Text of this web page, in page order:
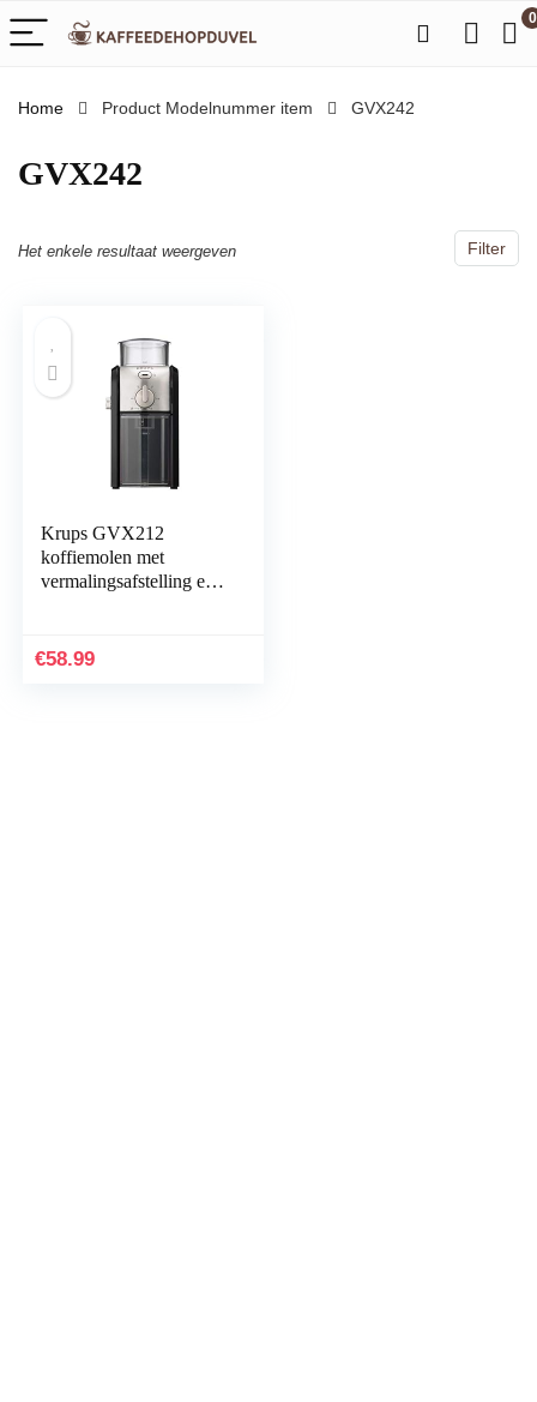
0
Home Product Modelnummer item ‎GVX242
‎GVX242
Filter
Het enkele resultaat weergeven
Krups GVX212
koffiemolen met
vermalingsafstelling en
braam, 227 gram, Zwart
€58.99